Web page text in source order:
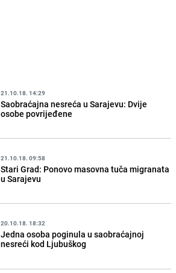
21.10.18. 14:29
Saobraćajna nesreća u Sarajevu: Dvije
osobe povrijeđene
21.10.18. 09:58
Stari Grad: Ponovo masovna tuča migranata
u Sarajevu
20.10.18. 18:32
Jedna osoba poginula u saobraćajnoj
nesreći kod Ljubuškog